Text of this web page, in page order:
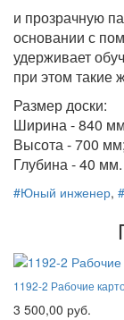
и прозрачную
основании с
удерживает
при этом такие
Размер доски:
Ширина - 840
Высота - 700 мм;
Глубина - 40 мм.
#Юный инженер,
1192-2 Рабочие
3 500,00 руб.